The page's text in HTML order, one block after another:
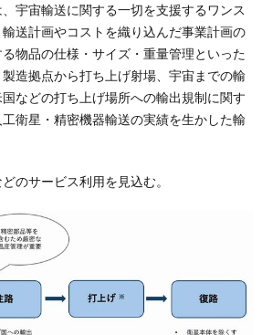
宇宙輸送に関する一切を支援するワンス
送計画やコストを織り込んだ事業計画の
物品の仕様・サイズ・重量管理といった
造拠点から打ち上げ射場、宇宙までの輸
などの打ち上げ場所への輸出規制に関す
衛星・精密機器輸送の実績を生かした輸
のサービス利用を見込む。